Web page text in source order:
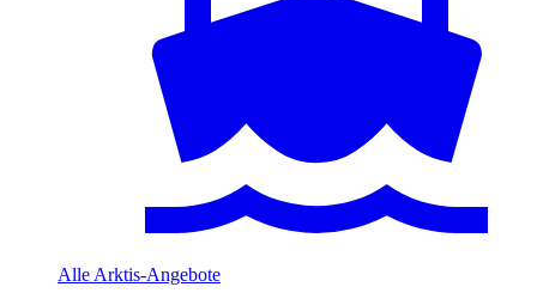
Alle Arktis-Angebote